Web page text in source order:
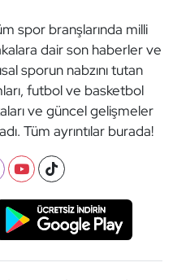
spor branşlarında milli
dair son haberler ve
sporun nabzını tutan
futbol ve basketbol
ve güncel gelişmeler
Tüm ayrıntılar burada!